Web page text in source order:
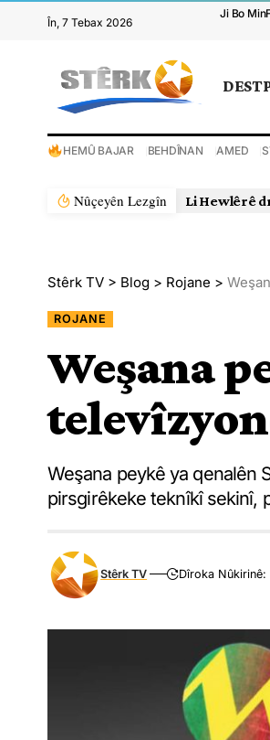
În, 7 Tebax 2026
Ji Bo Min
HEMÛ BAJAR BEHDÎNAN AMED
Nûçeyên Lezgîn Li Hewlêrê
Stêrk TV > Blog > Rojane >
ROJANE
Weşana
Weşana peykê ya qenalên
pirsgirêkeke teknîkî sekinî,
Stêrk TV Dîroka Nûkirinê: